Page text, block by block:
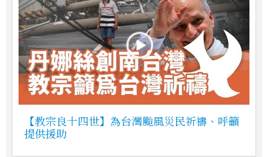
【教宗良十四世】為台灣颱風災民祈禱、呼籲
提供援助